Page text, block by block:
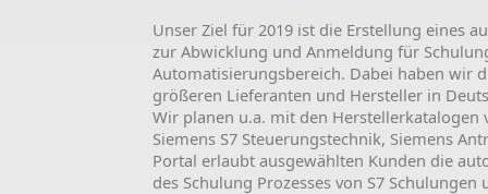
Unser Ziel für 2019 ist die Erstellung eines
zur Abwicklung und Anmeldung für
Automatisierungsbereich. Dabei haben wir
größeren Lieferanten und Hersteller in
Wir planen u.a. mit den Herstellerkatalogen
Siemens S7 Steuerungstechnik, Siemens
Portal erlaubt ausgewählten Kunden die
des Schulung Prozesses von S7 Schulungen